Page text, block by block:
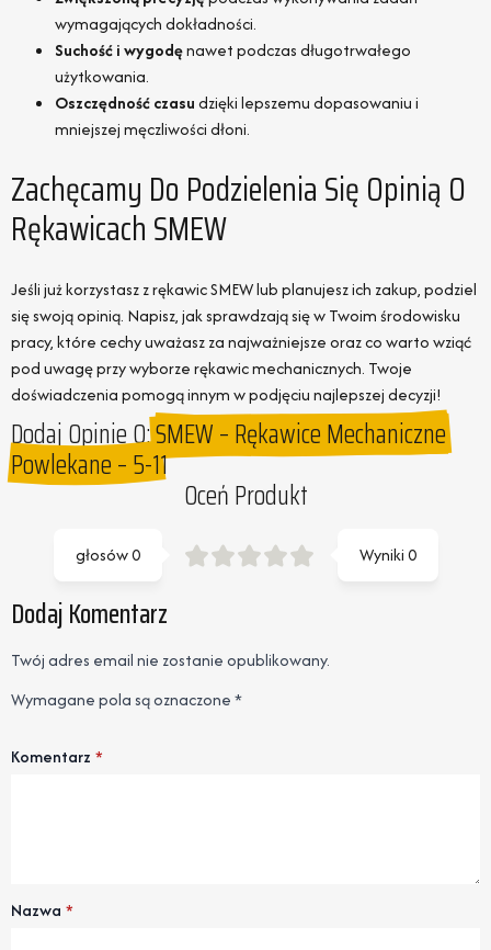
wymagających dokładności.
Suchość i wygodęnawet podczas długotrwałego
użytkowania.
Oszczędność czasudzięki lepszemu dopasowaniu i
mniejszej męczliwości dłoni.
Zachęcamy Do Podzielenia Się Opinią O
Rękawicach SMEW
Jeśli już korzystasz z rękawic SMEW lub planujesz ich zakup, podziel
się swoją opinią. Napisz, jak sprawdzają się w Twoim środowisku
pracy, które cechy uważasz za najważniejsze oraz co warto wziąć
pod uwagę przy wyborze rękawic mechanicznych. Twoje
doświadczenia pomogą innym w podjęciu najlepszej decyzji!
Dodaj Opinie O:SMEW – Rękawice Mechaniczne
Powlekane – 5-11
Oceń Produkt
Wyniki0
głosów0
Dodaj Komentarz
Twój adres email nie zostanie opublikowany.
Wymagane pola są oznaczone*
Komentarz *
Nazwa *